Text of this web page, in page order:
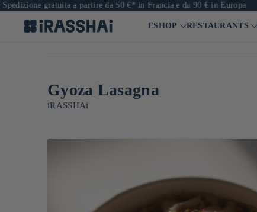
gratuita a partire da 50 €* in Francia e da 90 € in Europa
ESHOP RESTAURANTS
Gyoza Lasagna
iRASSHAi